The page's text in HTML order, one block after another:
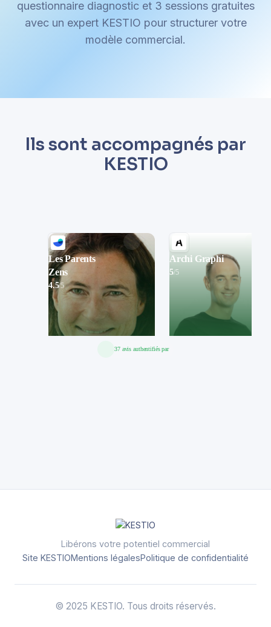
questionnaire diagnostic et 3 sessions gratuites
avec un expert KESTIO pour structurer votre
modèle commercial.
Ils sont accompagnés par
KESTIO
Libérons votre potentiel commercial
Site KESTIOMentions légalesPolitique de confidentialité
© 2025 KESTIO. Tous droits réservés.